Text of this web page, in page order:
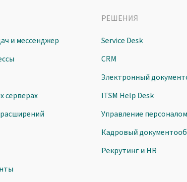
и мессенджер
серверах
РЕШЕНИЯ
Service Desk
CRM
Электронный
ITSM Help Desk
Управление персоналом
Кадровый
Рекрутинг и HR